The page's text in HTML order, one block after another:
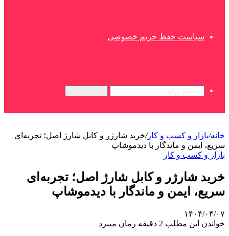
سیاست حفظ حریم خصوصی
خانه/بازار و کسب و کار/خرید شارژر و کابل شارژ اصل؛ تجربه‌ای
سریع، ایمن و ماندگار با دیدموشاپ
بازار و کسب و کار
خرید شارژر و کابل شارژ اصل؛ تجربه‌ای
سریع، ایمن و ماندگار با دیدموشاپ
۱۴۰۴/۰۴/۰۷
خواندن این مطلب 2 دقیقه زمان میبرد